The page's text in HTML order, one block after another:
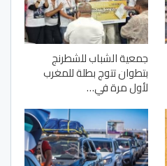
جمعية الشباب للشطرنج
بتطوان تتوج بطلة للمغرب
لأول مرة في…